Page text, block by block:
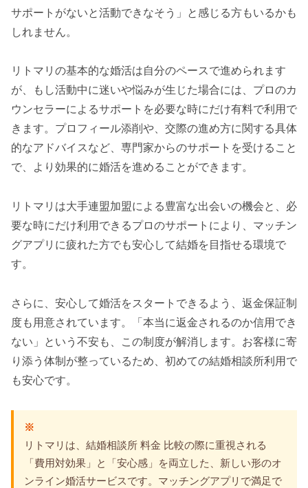
サポートがないと活動できなそう」と感じる方もいるかも
しれません。
リトマリの基本的な婚活は自分のペースで進められます
が、もし活動中に迷いや悩みが生じた場合には、プロのカ
ウンセラーによるサポートを必要な時にだけ有料で利用で
きます。プロフィール添削や、交際の進め方に関する具体
的なアドバイスなど、専門家からのサポートを受けること
で、より効果的に婚活を進めることができます。
リトマリは大手連盟加盟による豊富な出会いの機会と、必
要な時にだけ利用できるプロのサポートにより、マッチン
グアプリに疲れた方でも安心して結婚を目指せる環境で
す。
さらに、安心して婚活をスタートできるよう、返金保証制
度も用意されています。「本当に返金されるのか信用でき
ない」という不安も、この制度が解消します。お客様に寄
り添う体制が整っているため、初めての結婚相談所利用で
も安心です。
リトマリは、結婚相談所 料金 比較の際に重視される
「費用対効果」と「安心感」を両立した、新しい形のオ
ンライン婚活サービスです。マッチングアプリで満足で